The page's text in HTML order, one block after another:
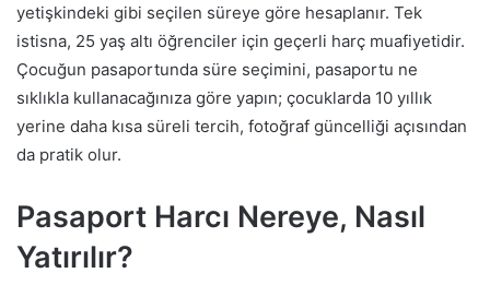
yetişkindeki gibi seçilen süreye göre hesaplanır. Tek
istisna, 25 yaş altı öğrenciler için geçerli harç muafiyetidir.
Çocuğun pasaportunda süre seçimini, pasaportu ne
sıklıkla kullanacağınıza göre yapın; çocuklarda 10 yıllık
yerine daha kısa süreli tercih, fotoğraf güncelliği açısından
da pratik olur.
Pasaport Harcı Nereye, Nasıl
Yatırılır?